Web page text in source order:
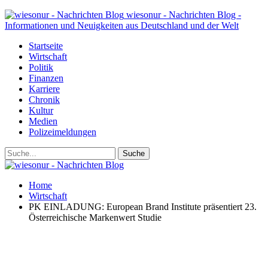
wiesonur - Nachrichten Blog -
Informationen und Neuigkeiten aus Deutschland und der Welt
Startseite
Wirtschaft
Politik
Finanzen
Karriere
Chronik
Kultur
Medien
Polizeimeldungen
Home
Wirtschaft
PK EINLADUNG: European Brand Institute präsentiert 23.
Österreichische Markenwert Studie